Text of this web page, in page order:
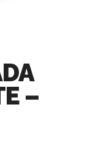
–